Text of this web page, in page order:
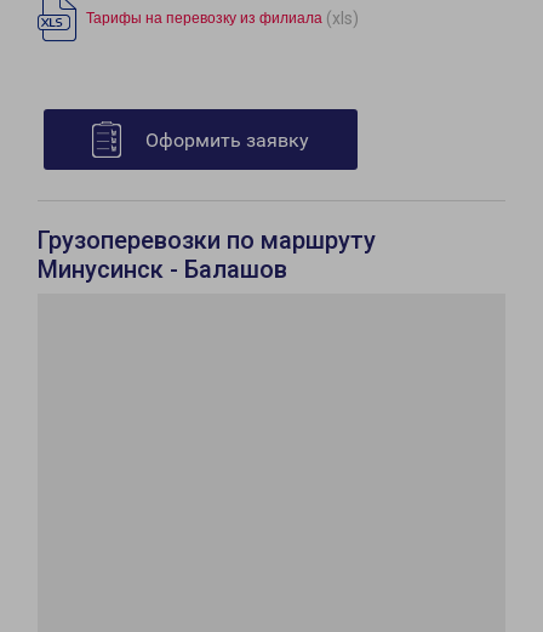
Тарифы на перевозку из филиала (xls)
Оформить заявку
Грузоперевозки по маршруту
Минусинск - Балашов